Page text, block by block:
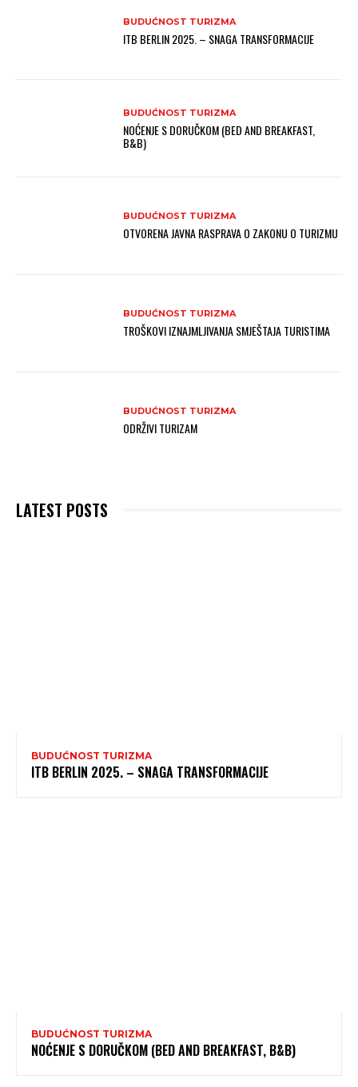
BUDUĆNOST TURIZMA
ITB BERLIN 2025. – SNAGA TRANSFORMACIJE
BUDUĆNOST TURIZMA
NOĆENJE S DORUČKOM (BED AND BREAKFAST,
B&B)
BUDUĆNOST TURIZMA
OTVORENA JAVNA RASPRAVA O ZAKONU O TURIZMU
BUDUĆNOST TURIZMA
TROŠKOVI IZNAJMLJIVANJA SMJEŠTAJA TURISTIMA
BUDUĆNOST TURIZMA
ODRŽIVI TURIZAM
LATEST POSTS
BUDUĆNOST TURIZMA
ITB BERLIN 2025. – SNAGA TRANSFORMACIJE
BUDUĆNOST TURIZMA
NOĆENJE S DORUČKOM (BED AND BREAKFAST, B&B)